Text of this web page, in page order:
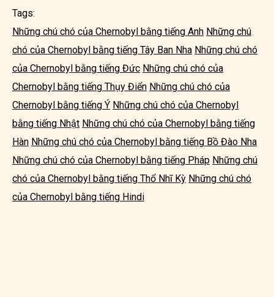
Tags:
Những chú chó của Chernobyl bằng tiếng Anh Những chú
chó của Chernobyl bằng tiếng Tây Ban Nha Những chú chó
của Chernobyl bằng tiếng Đức Những chú chó của
Chernobyl bằng tiếng Thụy Điển Những chú chó của
Chernobyl bằng tiếng Ý Những chú chó của Chernobyl
bằng tiếng Nhật Những chú chó của Chernobyl bằng tiếng
Hàn Những chú chó của Chernobyl bằng tiếng Bồ Đào Nha
Những chú chó của Chernobyl bằng tiếng Pháp Những chú
chó của Chernobyl bằng tiếng Thổ Nhĩ Kỳ Những chú chó
của Chernobyl bằng tiếng Hindi